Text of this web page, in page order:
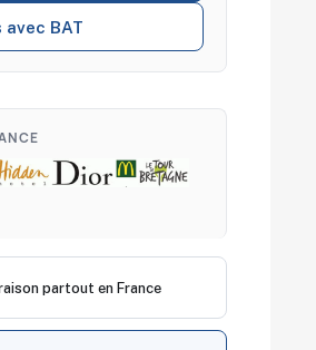
avec BAT
partout en France